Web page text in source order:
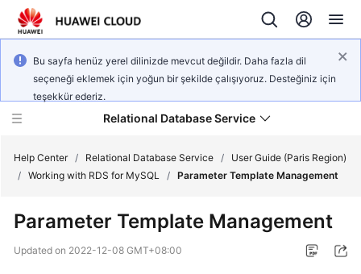
Bu sayfa henüz yerel dilinizde mevcut değildir. Daha fazla dil
seçeneği eklemek için yoğun bir şekilde çalışıyoruz. Desteğiniz için
teşekkür ederiz.
Relational Database Service
Service
Help Center / Relational Database Service /
User Guide (Paris Region)
/ Working with RDS for MySQL / Parameter Template Management
Parameter Template Management
Updated on 2022-12-08 GMT+08:00